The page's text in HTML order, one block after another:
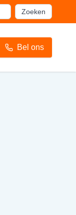
Zoeken
Bel ons